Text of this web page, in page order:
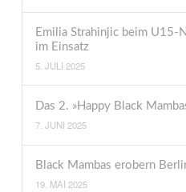
Emilia Strahinjic beim U15-
im Einsatz
5. JULI 2025
Das 2. »Happy Black
7. JUNI 2025
Black Mambas erobern
19. MAI 2025